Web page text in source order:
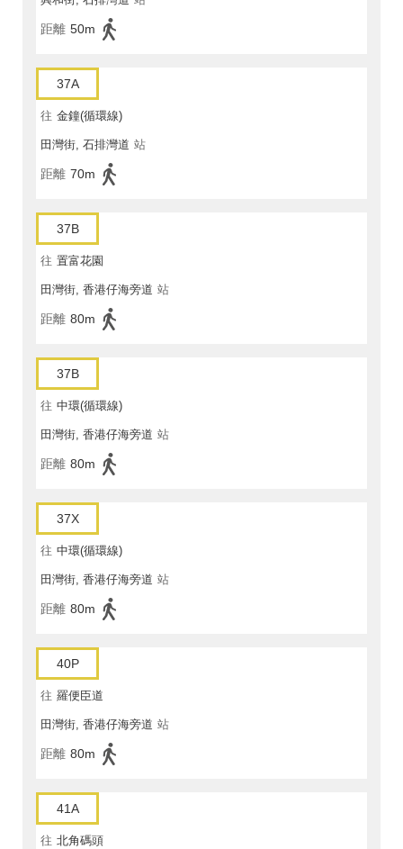
距離 50m
37A
往 金鐘(循環線)
田灣街, 石排灣道 站
距離 70m
37B
往 置富花園
田灣街, 香港仔海旁道 站
距離 80m
37B
往 中環(循環線)
田灣街, 香港仔海旁道 站
距離 80m
37X
往 中環(循環線)
田灣街, 香港仔海旁道 站
距離 80m
40P
往 羅便臣道
田灣街, 香港仔海旁道 站
距離 80m
41A
往 北角碼頭